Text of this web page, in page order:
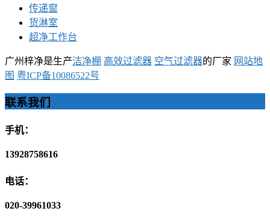
传递窗
货淋室
超净工作台
广州梓净是生产洁净棚 高效过滤器 空气过滤器的厂家 网站地
图 粤ICP备10086522号
联系我们
手机：
13928758616
电话：
020-39961033